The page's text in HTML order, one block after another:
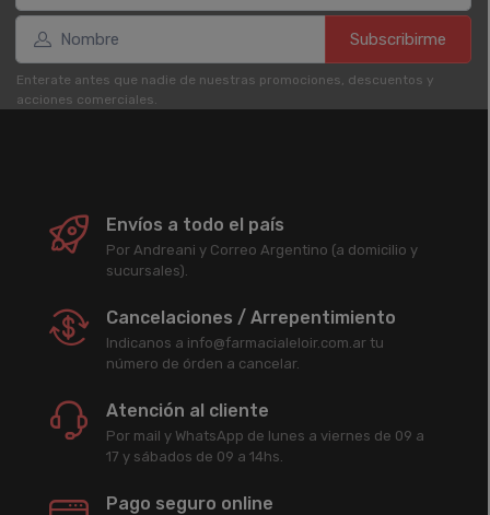
Subscribirme
Enterate antes que nadie de nuestras promociones, descuentos y
acciones comerciales.
Envíos a todo el país
Por Andreani y Correo Argentino (a domicilio y
sucursales).
Cancelaciones / Arrepentimiento
Indicanos a info@farmacialeloir.com.ar tu
número de órden a cancelar.
Atención al cliente
Por mail y WhatsApp de lunes a viernes de 09 a
17 y sábados de 09 a 14hs.
Pago seguro online